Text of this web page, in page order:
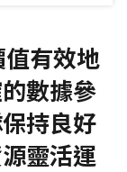
有效地
數據參
持良好
靈活運